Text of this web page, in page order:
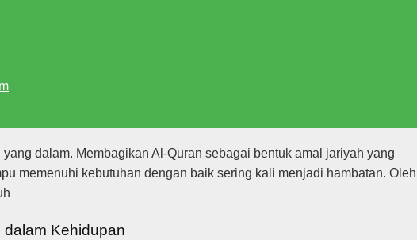
dalam. Membagikan Al-Quran sebagai bentuk amal jariyah yang
memenuhi kebutuhan dengan baik sering kali menjadi hambatan. Oleh
Kehidupan